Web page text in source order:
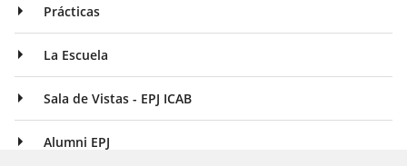
Prácticas
La Escuela
Sala de Vistas - EPJ ICAB
Alumni EPJ